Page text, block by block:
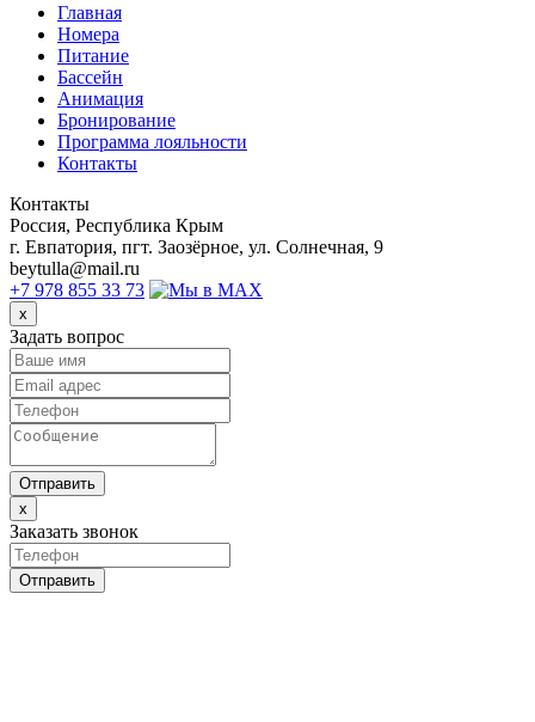
Главная
Номера
Питание
Бассейн
Анимация
Бронирование
Программа лояльности
Контакты
Контакты
Россия, Республика Крым
г. Евпатория, пгт. Заозёрное, ул. Солнечная, 9
beytulla@mail.ru
+7 978 855 33 73
x
Задать вопрос
Отправить
x
Заказать звонок
Отправить